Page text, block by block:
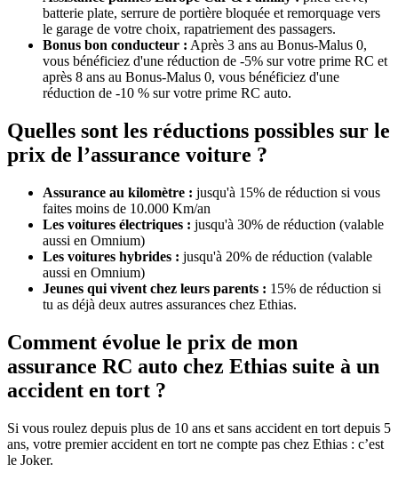
batterie plate, serrure de portière bloquée et remorquage vers
le garage de votre choix, rapatriement des passagers.
Bonus bon conducteur : Après 3 ans au Bonus-Malus 0,
vous bénéficiez d'une réduction de -5% sur votre prime RC et
après 8 ans au Bonus-Malus 0, vous bénéficiez d'une
réduction de -10 % sur votre prime RC auto.
Quelles sont les réductions possibles sur le
prix de l’assurance voiture ?
Assurance au kilomètre : jusqu'à 15% de réduction si vous
faites moins de 10.000 Km/an
Les voitures électriques : jusqu'à 30% de réduction (valable
aussi en Omnium)
Les voitures hybrides : jusqu'à 20% de réduction (valable
aussi en Omnium)
Jeunes qui vivent chez leurs parents : 15% de réduction si
tu as déjà deux autres assurances chez Ethias.
Comment évolue le prix de mon
assurance RC auto chez Ethias suite à un
accident en tort ?
Si vous roulez depuis plus de 10 ans et sans accident en tort depuis 5
ans, votre premier accident en tort ne compte pas chez Ethias : c’est
le Joker.